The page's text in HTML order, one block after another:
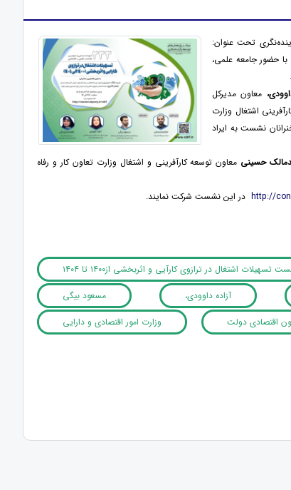
تحت عنوان:
«تسهیلات اشتغال در ترازوی کارآیی و اثربخشی (۱۴۰۰ تا ۱۴۰۴)» روز سه‌شنبه ۱۸ آذرماه ۱۴۰۴، از ساعت ۹:۳۰ الی ۱۲ با حضور جامعه علمی،
معاون مدیرکل
اشتغال وزارت
نشست به ایراد
حسینی معاون توسعه کارآفرینی و اشتغال وزارت تعاون کار و رفاه
http:// در این نشست شرکت نمایند.
تسهیلات اشتغال در ترازوی کارآیی و اثربخشی از۱۴۰۰ تا ۱۴۰۴
آزاده داوودی،
مسعود بیگی
اقتصادی دولت
وزارت امور اقتصادی و دارایی